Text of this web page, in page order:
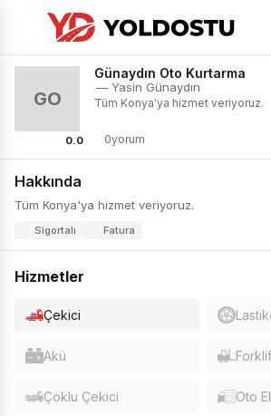
GO
0.0
Günaydın Oto Kurtarma
— Yasin Günaydın
Tüm Konya'ya hizmet veriyoruz.
0yorum
Hakkında
Tüm Konya'ya hizmet veriyoruz.
Sigortalı Fatura
Hizmetler
Çekici
Akü
Çoklu Çekici Oto